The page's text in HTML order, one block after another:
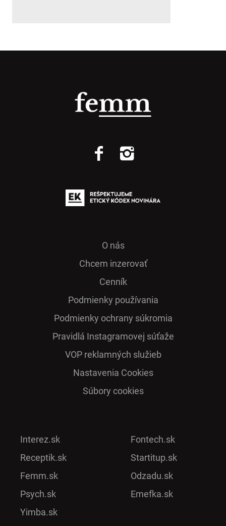
O nás
Chcem inzerovať
Cenník
Podmienky používania
Podmienky ochrany súkromia
Pra­vidlá Ins­ta­gra­mo­vej sú­ťaže
VOP reklamných služieb
Nastavenia Cookies
Súbory cookies
Interez.sk
Receptik.sk
Femm.sk
Psych.sk
Yimba.sk
Fontech.sk
Startitup.sk
Odzadu.sk
Emefka.sk